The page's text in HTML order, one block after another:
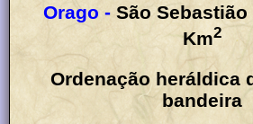
Orago - São Sebastião
Km2
Ordenação heráldica
bandeira